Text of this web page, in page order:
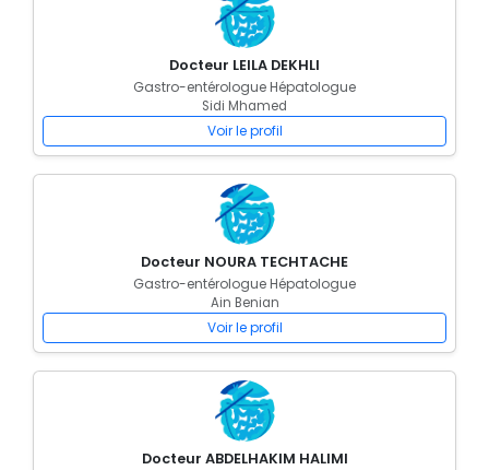
Docteur LEILA DEKHLI
Gastro-entérologue Hépatologue
Sidi Mhamed
Voir le profil
Docteur NOURA TECHTACHE
Gastro-entérologue Hépatologue
Ain Benian
Voir le profil
Docteur ABDELHAKIM HALIMI